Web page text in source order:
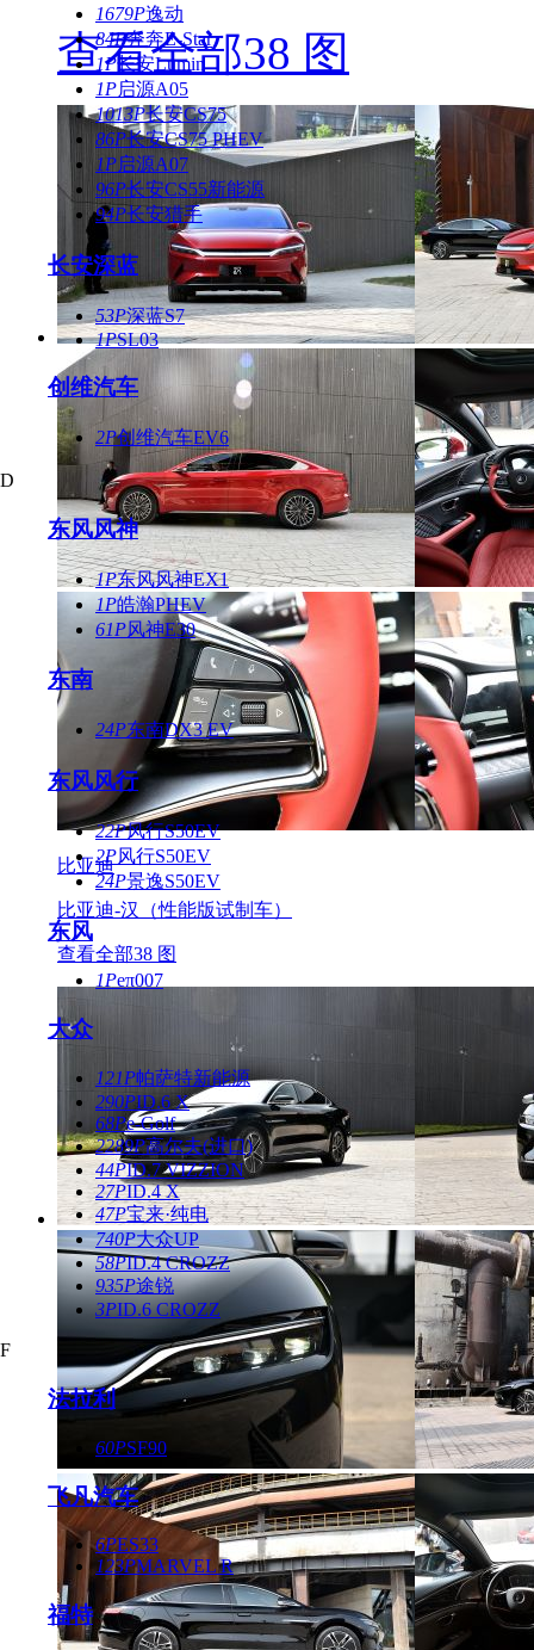
1679P逸动
84P奔奔E-Star
1P长安Lumin
1P启源A05
1013P长安CS75
86P长安CS75 PHEV
1P启源A07
96P长安CS55新能源
94P长安猎手
长安深蓝
53P深蓝S7
1PSL03
创维汽车
2P创维汽车EV6
D
东风风神
1P东风风神EX1
1P皓瀚PHEV
61P风神E30
东南
24P东南DX3 EV
东风风行
22P风行S50EV
2P风行S50EV
24P景逸S50EV
东风
1Peπ007
大众
121P帕萨特新能源
290PID.6 X
68Pe-Golf
2289P高尔夫(进口)
44PID.7 VIZZION
27PID.4 X
47P宝来·纯电
740P大众UP
58PID.4 CROZZ
935P途锐
3PID.6 CROZZ
F
法拉利
60PSF90
飞凡汽车
6PES33
123PMARVEL R
福特
查看全部38 图
比亚迪
比亚迪-汉（性能版试制车）
查看全部38 图